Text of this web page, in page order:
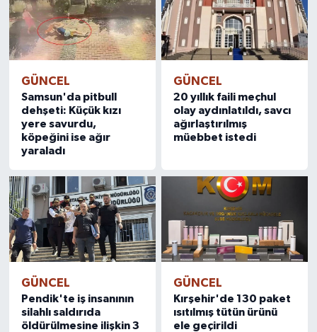
GÜNCEL
Samsun'da pitbull
dehşeti: Küçük kızı
yere savurdu,
köpeğini ise ağır
yaraladı
GÜNCEL
20 yıllık faili meçhul
olay aydınlatıldı, savcı
ağırlaştırılmış
müebbet istedi
GÜNCEL
Pendik'te iş insanının
silahlı saldırıda
öldürülmesine ilişkin 3
GÜNCEL
Kırşehir'de 130 paket
ısıtılmış tütün ürünü
ele geçirildi